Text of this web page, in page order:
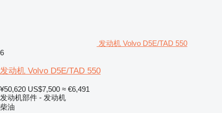
发动机 Volvo D5E/TAD 550
6
发动机 Volvo D5E/TAD 550
¥50,620 US$7,500 ≈ €6,491
发动机部件 - 发动机
柴油